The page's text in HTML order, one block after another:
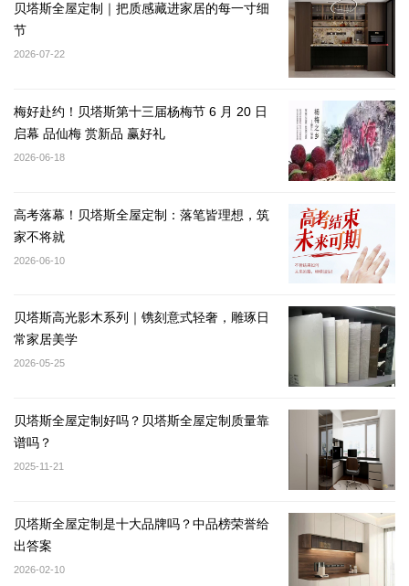
贝塔斯全屋定制｜把质感藏进家居的每一寸细
节
2026-07-22
梅好赴约！贝塔斯第十三届杨梅节 6 月 20 日
启幕 品仙梅 赏新品 赢好礼
2026-06-18
高考落幕！贝塔斯全屋定制：落笔皆理想，筑
家不将就
2026-06-10
贝塔斯高光影木系列｜镌刻意式轻奢，雕琢日
常家居美学
2026-05-25
贝塔斯全屋定制好吗？贝塔斯全屋定制质量靠
谱吗？
2025-11-21
贝塔斯全屋定制是十大品牌吗？中品榜荣誉给
出答案
2026-02-10